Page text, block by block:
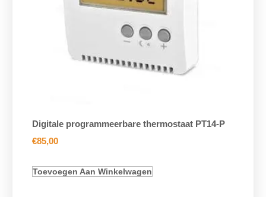
Digitale programmeerbare thermostaat PT14-P
€85,00
Toevoegen Aan Winkelwagen